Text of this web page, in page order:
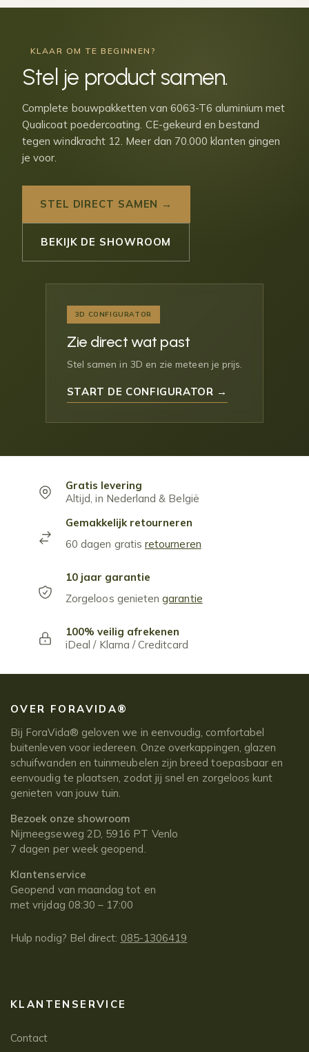
KLAAR OM TE BEGINNEN?
Stel je product samen.
Complete bouwpakketten van 6063-T6 aluminium met
Qualicoat poedercoating. CE-gekeurd en bestand
tegen windkracht 12. Meer dan 70.000 klanten gingen
je voor.
STEL DIRECT SAMEN →
BEKIJK DE SHOWROOM
3D CONFIGURATOR
Zie direct wat past
Stel samen in 3D en zie meteen je prijs.
START DE CONFIGURATOR →
Gratis levering
Altijd, in Nederland & België
Gemakkelijk retourneren
60 dagen gratisretourneren
10 jaar garantie
Zorgeloos genietengarantie
100% veilig afrekenen
iDeal / Klarna / Creditcard
OVER FORAVIDA®
Bij ForaVida® geloven we in eenvoudig, comfortabel
buitenleven voor iedereen. Onze overkappingen, glazen
schuifwanden en tuinmeubelen zijn breed toepasbaar en
eenvoudig te plaatsen, zodat jij snel en zorgeloos kunt
genieten van jouw tuin.
Bezoek onze showroom
Nijmeegseweg 2D, 5916 PT Venlo
7 dagen per week geopend.
Klantenservice
Geopend van maandag tot en
met vrijdag 08:30 – 17:00
Hulp nodig? Bel direct: 085-1306419
KLANTENSERVICE
Contact